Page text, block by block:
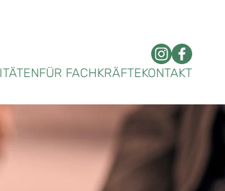
FÜR FACHKRÄFTEKONTAKT